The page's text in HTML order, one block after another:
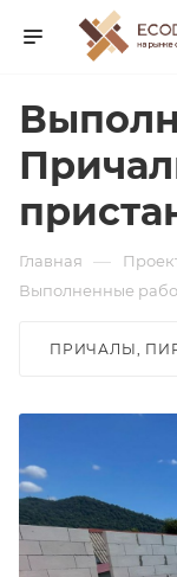
Главная —
Выполненные
ПРИЧАЛЫ,